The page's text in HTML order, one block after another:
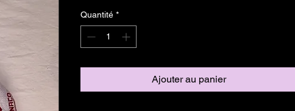
Quantité *
Ajouter au panier